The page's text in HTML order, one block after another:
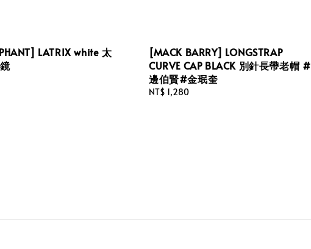
LATRIX white 太
[MACK BARRY] LONGSTRAP
CURVE CAP BLACK 別針長帶老帽 #
邊伯賢#金珉奎
Regular
NT$ 1,280